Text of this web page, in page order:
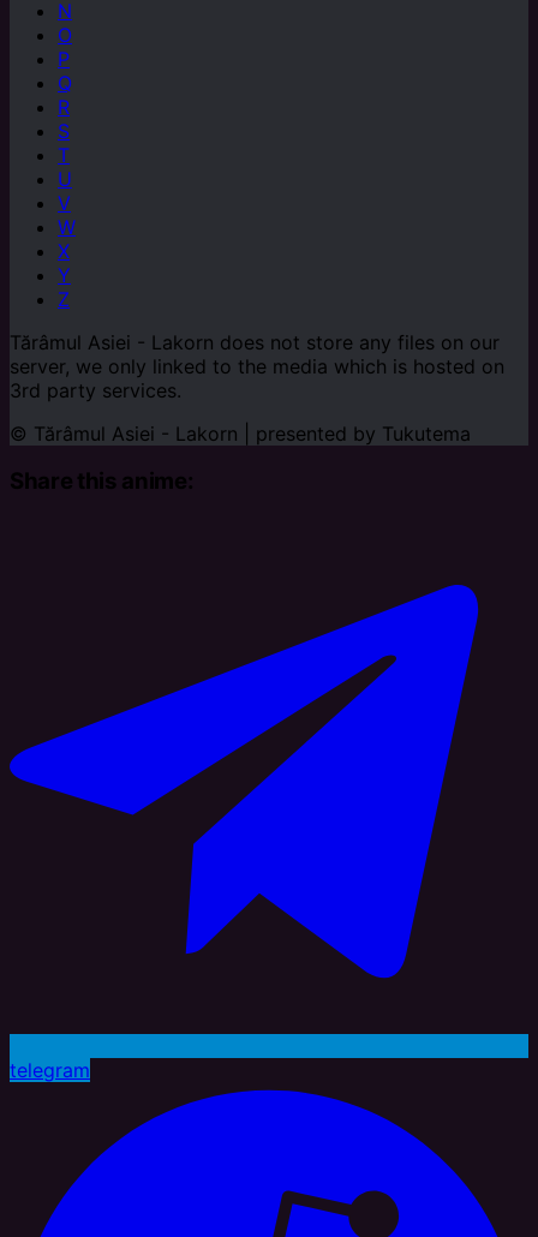
N
O
P
Q
R
S
T
U
V
W
X
Y
Z
Tărâmul Asiei - Lakorn does not store any files on our
server, we only linked to the media which is hosted on
3rd party services.
© Tărâmul Asiei - Lakorn | presented by Tukutema
Share this anime:
telegram